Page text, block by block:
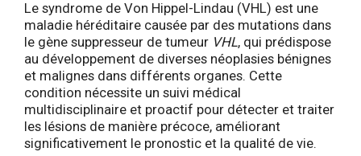
Le syndrome de Von Hippel-Lindau (VHL) est une
maladie héréditaire causée par des mutations dans
le gène suppresseur de tumeur VHL, qui prédispose
au développement de diverses néoplasies bénignes
et malignes dans différents organes. Cette
condition nécessite un suivi médical
multidisciplinaire et proactif pour détecter et traiter
les lésions de manière précoce, améliorant
significativement le pronostic et la qualité de vie.